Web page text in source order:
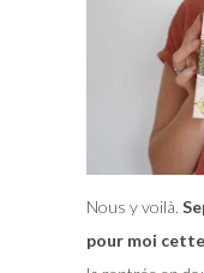
Nous y voilà.
pour moi